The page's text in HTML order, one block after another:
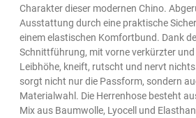
Charakter dieser modernen Chino.
Ausstattung durch eine praktische
einem elastischen Komfortbund. Dank
Schnittführung, mit vorne verkürzter
Leibhöhe, kneift, rutscht und nervt
sorgt nicht nur die Passform, sondern
Materialwahl. Die Herrenhose besteht
Mix aus Baumwolle, Lyocell und